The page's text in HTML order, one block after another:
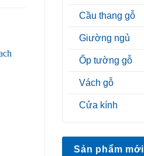
Cầu thang gỗ
Giường ngủ
Ốp tường gỗ
Vách gỗ
Cửa kính
Sản phẩm mới